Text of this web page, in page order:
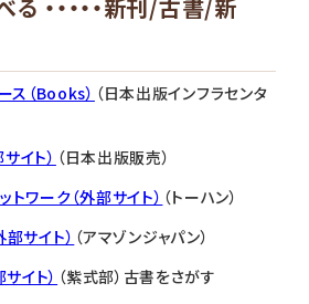
・・・・・新刊/古書/新
（Books） （日本出版インフラセンタ
イト） （日本出版販売）
ワーク（外部サイト） （トーハン）
サイト） （アマゾンジャパン）
イト） （紫式部）古書をさがす